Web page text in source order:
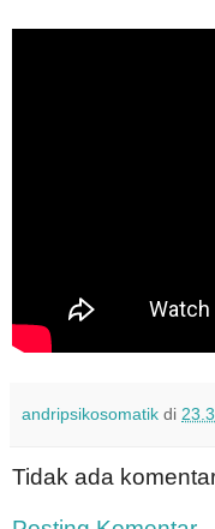
andripsikosomatik di
Tidak ada